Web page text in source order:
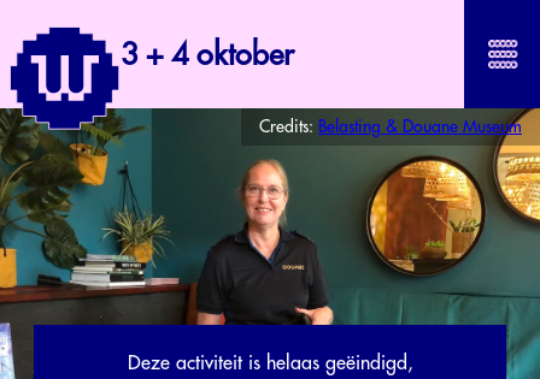
3 + 4 oktober
Credits: Belasting & Douane Museum
Deze activiteit is helaas geëindigd,